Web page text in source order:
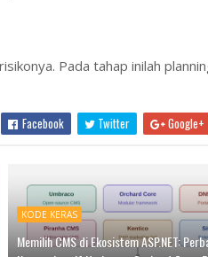
Pada tahap inilah
Facebook Twitter Google+
KODE KERAS
Memilih CMS di Ekosistem ASP.NET: